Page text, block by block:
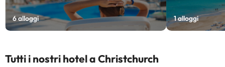
6alloggi 1alloggi
Tutti i nostri hotel a Christchurch